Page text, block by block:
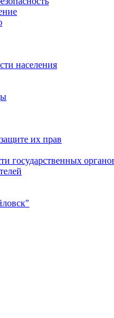
населения
их прав
государственных